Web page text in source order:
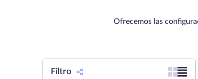
Ofrecemos las
Filtro